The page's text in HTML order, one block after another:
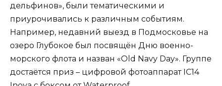
дельфинов», были тематическими и
приурочивались к различным событиям.
Например, недавний выезд в Подмосковье на
озеро Глубокое был посвящён Дню военно-
морского флота и назван «Old Navy Day». Группе
достаётся приз – цифровой фотоаппарат IC14